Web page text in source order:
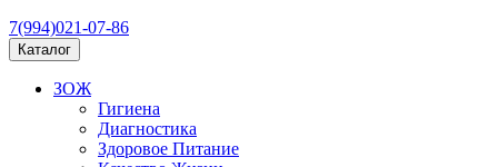
7(994)021-07-86
Каталог
ЗОЖ
Гигиена
Диагностика
Здоровое Питание